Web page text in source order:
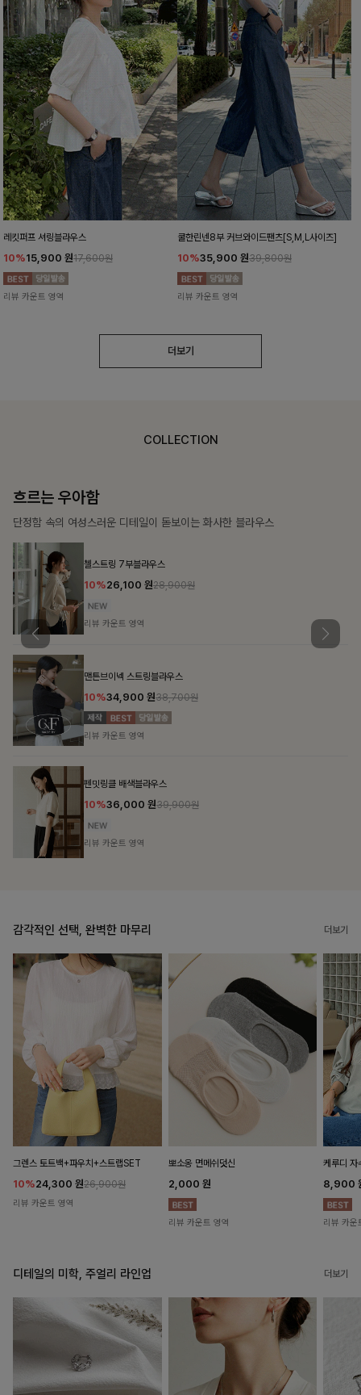
레킷퍼프 셔링블라우스
10%15,900 원17,600원
리뷰 카운트 영역
쿨한린넨8부 커브와이드팬츠[S,M,L사이즈]
10%35,900 원39,800원
리뷰 카운트 영역
더보기
COLLECTION
가벼운 계절감
탄탄한 소재와 깔끔한 핏, 매일 손이 가는 데일리 티셔츠
15,300
20,700
리뷰 카운트 영역
16,200 17,900원
감각적인 선택, 완벽한 마무리 더보기
그렌스 토트백+파우치+스트랩SET
10%24,300 원26,900원
리뷰 카운트 영역
뽀소옹 면메쉬덧신
2,000 원
리뷰 카운트 영역
케루디 자
8,900
리뷰 카운
디테일의 미학, 주얼리 라인업 더보기